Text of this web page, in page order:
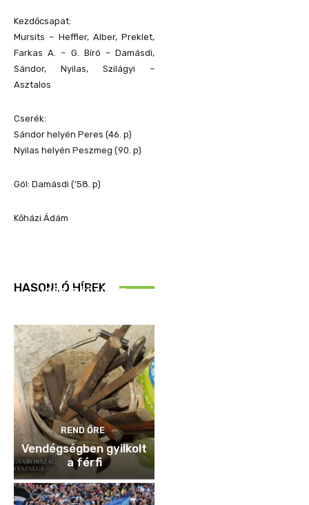
Kezdőcsapat:
Mursits – Heffler, Alber, Preklet,
Farkas A. – G. Bíró – Damásdi,
Sándor, Nyilas, Szilágyi –
Asztalos
Cserék:
Sándor helyén Peres (46. p)
Nyilas helyén Peszmeg (90. p)
Gól: Damásdi (’58. p)
Kőházi Ádám
HASONLÓ HÍREK
Idén is közösen
REND ŐRE
Vendégségben gyilkolt
a férfi